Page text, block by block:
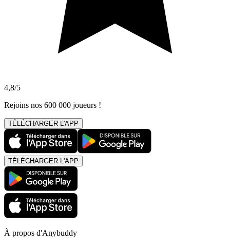
4,8/5
Rejoins nos 600 000 joueurs !
TÉLÉCHARGER L'APP
TÉLÉCHARGER L'APP
À propos d'Anybuddy